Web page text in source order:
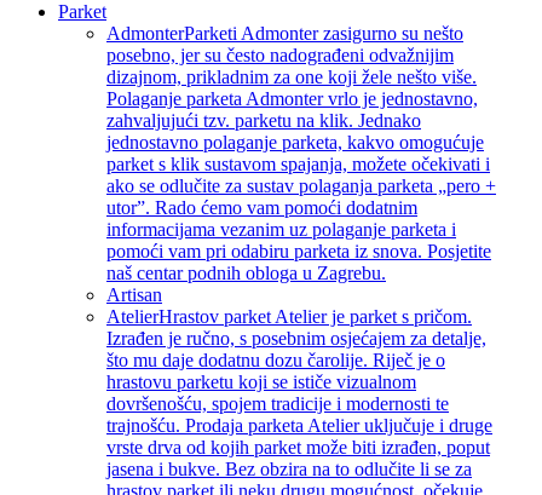
Parket
AdmonterParketi Admonter zasigurno su nešto
posebno, jer su često nadograđeni odvažnijim
dizajnom, prikladnim za one koji žele nešto više.
Polaganje parketa Admonter vrlo je jednostavno,
zahvaljujući tzv. parketu na klik. Jednako
jednostavno polaganje parketa, kakvo omogućuje
parket s klik sustavom spajanja, možete očekivati i
ako se odlučite za sustav polaganja parketa „pero +
utor”. Rado ćemo vam pomoći dodatnim
informacijama vezanim uz polaganje parketa i
pomoći vam pri odabiru parketa iz snova. Posjetite
naš centar podnih obloga u Zagrebu.
Artisan
AtelierHrastov parket Atelier je parket s pričom.
Izrađen je ručno, s posebnim osjećajem za detalje,
što mu daje dodatnu dozu čarolije. Riječ je o
hrastovu parketu koji se ističe vizualnom
dovršenošću, spojem tradicije i modernosti te
trajnošću. Prodaja parketa Atelier uključuje i druge
vrste drva od kojih parket može biti izrađen, poput
jasena i bukve. Bez obzira na to odlučite li se za
hrastov parket ili neku drugu mogućnost, očekuje